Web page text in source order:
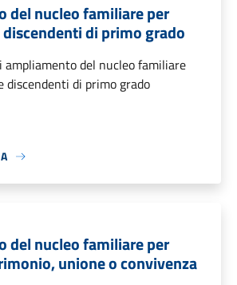
del nucleo familiare per
di primo grado
ampliamento del nucleo familiare
discendenti di primo grado
del nucleo familiare per
unione o convivenza